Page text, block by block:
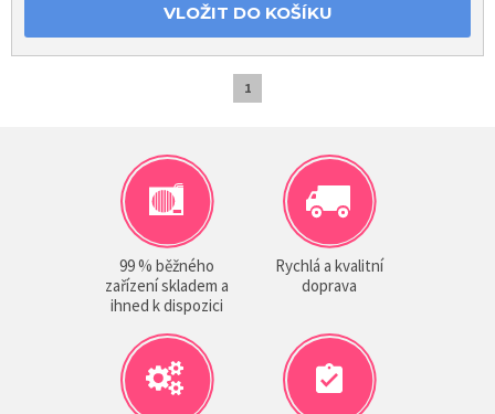
VLOŽIT DO KOŠÍKU
1
99 % běžného
zařízení skladem a
ihned k dispozici
Rychlá a kvalitní
doprava